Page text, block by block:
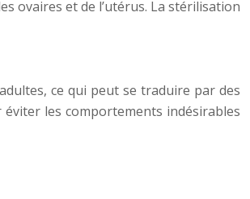
ovaires et de l’utérus. La stérilisation
ce qui peut se traduire par des
les comportements indésirables